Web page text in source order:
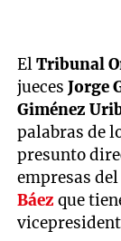
ElTribunal
juecesJorge
Giménez
palabras de
presunto
empresas
Báez que